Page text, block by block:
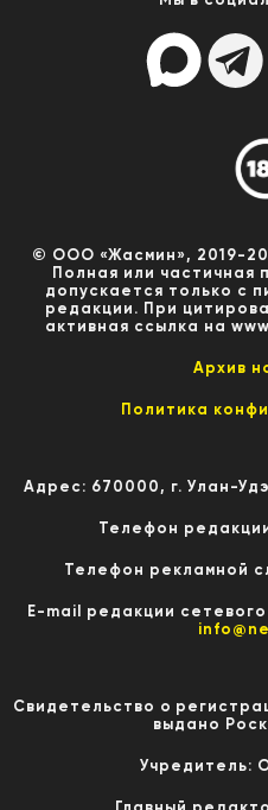
© ООО «Жасмин», 2019-
Полная или частичная
допускается только с
редакции. При
активная ссылка на
Архив
Политика
Адрес: 670000, г. Улан-
Телефон
Телефон рекламной
E-mail редакции
Свидетельство о
выдано
Учредитель: